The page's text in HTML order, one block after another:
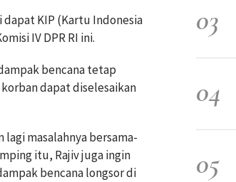
KIP (Kartu Indonesia
IV DPR RI ini.
bencana tetap
dapat diselesaikan
masalahnya bersama-
itu, Rajiv juga ingin
bencana longsor di
03
04
05